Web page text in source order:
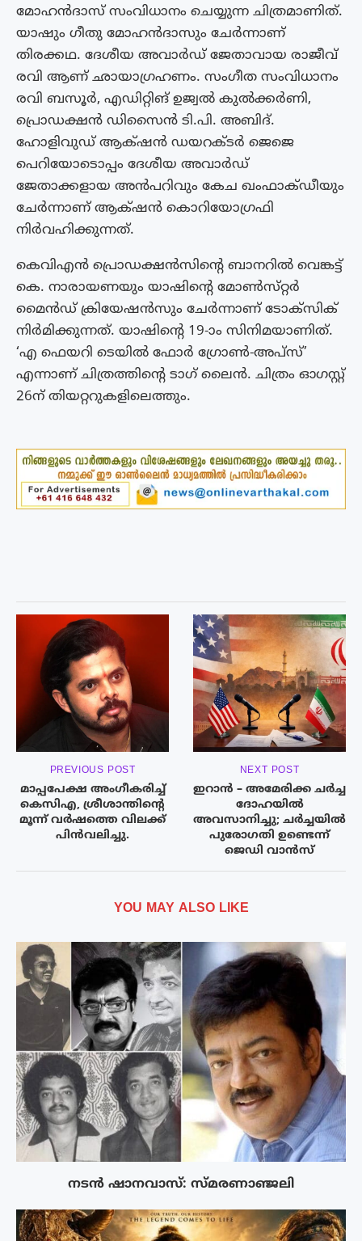
മോഹൻദാസ് സംവിധാനം ചെയ്യുന്ന ചിത്രമാണിത്.
യാഷും ഗീതു മോഹൻദാസും ചേർന്നാണ്
തിരക്കഥ. ദേശീയ അവാർഡ് ജേതാവായ രാജീവ്
രവി ആണ് ഛായാഗ്രഹണം. സംഗീത സംവിധാനം
രവി ബസൂർ, എഡിറ്റിങ് ഉജ്വൽ കുൽക്കർണി,
പ്രൊഡക്ഷൻ ഡിസൈൻ ടി.പി. അബിദ്.
ഹോളിവുഡ് ആക്‌ഷൻ ഡയറക്‌ടർ ജെജെ
പെറിയോടൊപ്പം ദേശീയ അവാർഡ്
ജേതാക്കളായ അൻപറിവും കേച ഖംഫാക്ഡീയും
ചേർന്നാണ് ആക്‌ഷൻ കൊറിയോഗ്രഫി
നിർവഹിക്കുന്നത്.
കെവിഎൻ പ്രൊഡക്ഷൻസിൻ്റെ ബാനറിൽ വെങ്കട്ട്
കെ. നാരായണയും യാഷിന്റെ മോൺസ്‌റ്റർ
മൈൻഡ് ക്രിയേഷൻസും ചേർന്നാണ് ടോക്സിക്
നിർമിക്കുന്നത്. യാഷിൻ്റെ 19-ാം സിനിമയാണിത്.
‘എ ഫെയറി ടെയിൽ ഫോർ ഗ്രോൺ-അപ്സ്’
എന്നാണ് ചിത്രത്തിൻ്റെ ടാഗ് ലൈൻ. ചിത്രം ഓഗസ്റ്റ്
26ന് തിയറ്ററുകളിലെത്തും.
PREVIOUS POST
മാപ്പപേക്ഷ അംഗീകരിച്ച്
കെസിഎ, ശ്രീശാന്തിന്റെ
മൂന്ന് വർഷത്തെ വിലക്ക്
പിൻവലിച്ചു.
NEXT POST
ഇറാൻ – അമേരിക്ക ചർച്ച
ദോഹയിൽ
അവസാനിച്ചു; ചർച്ചയിൽ
പുരോഗതി ഉണ്ടെന്ന്
ജെഡി വാൻസ്
YOU MAY ALSO LIKE
നടൻ ഷാനവാസ്: സ്മരണാഞ്ജലി